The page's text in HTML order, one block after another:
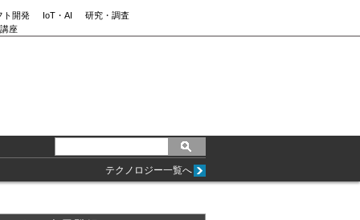
ト開発 IoT・AI
研究・調査
座
テクノロジー一覧へ